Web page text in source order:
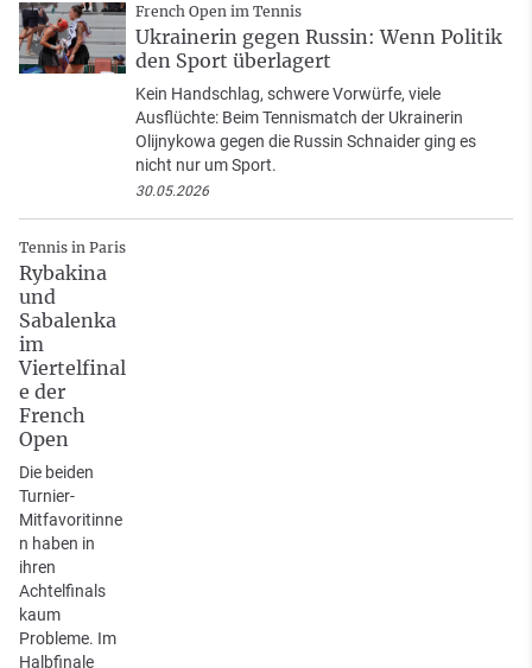
French Open im Tennis
Ukrainerin gegen Russin: Wenn Politik
den Sport überlagert
Kein Handschlag, schwere Vorwürfe, viele
Ausflüchte: Beim Tennismatch der Ukrainerin
Olijnykowa gegen die Russin Schnaider ging es
nicht nur um Sport.
30.05.2026
Tennis in Paris
Rybakina
und
Sabalenka
im
Viertelfinal
e der
French
Open
Die beiden
Turnier-
Mitfavoritinne
n haben in
ihren
Achtelfinals
kaum
Probleme. Im
Halbfinale